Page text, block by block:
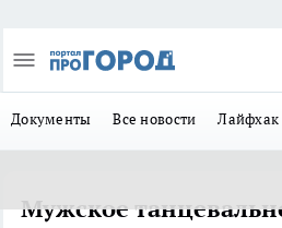
Документы Все новости Лайфхак
Мужское